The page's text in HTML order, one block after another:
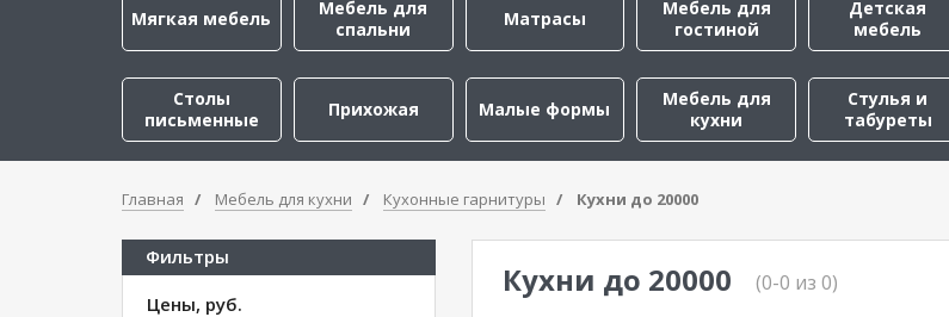
Мягкая мебель
Мебель для
спальни
Матрасы
Мебель для
гостиной
Детская
мебель
Столы
письменные
Прихожая Малые формы
Мебель для
кухни
Стулья и
табуреты
Главная Мебель для кухни Кухонные гарнитуры Кухни до 20000
Кухни до 20000 (0-0 из 0)
Фильтры
Цены, руб.